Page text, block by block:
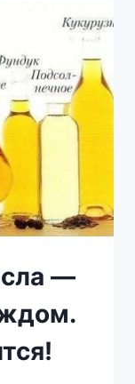
—